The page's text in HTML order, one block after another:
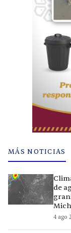
MÁS NOTICIAS
de
4 ago